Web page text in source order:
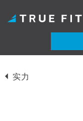
至 实力